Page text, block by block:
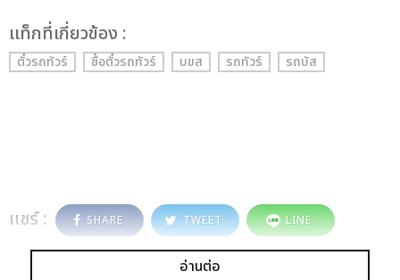
เเท็กที่เกี่ยวข้อง :
ตั๋วรถทัวร์ ซื้อตั๋วรถทัวร์ บขส รถทัวร์ รถบัส
แชร์ : SHARE TWEET LINE
อ่านต่อ